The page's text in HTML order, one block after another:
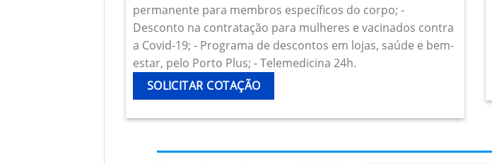
permanente para membros específicos do corpo; -
Desconto na contratação para mulheres e vacinados contra
a Covid-19; - Programa de descontos em lojas, saúde e bem-
estar, pelo Porto Plus; - Telemedicina 24h.
SOLICITAR COTAÇÃO